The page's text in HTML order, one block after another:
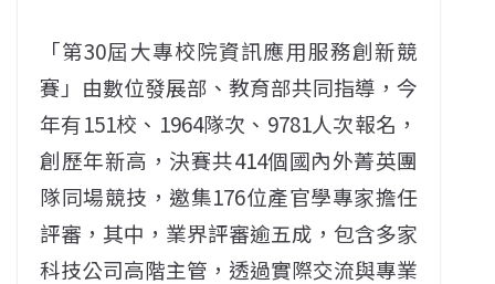
「第30屆大專校院資訊應用服務創新競
賽」由數位發展部、教育部共同指導，今
年有151校、1964隊次、9781人次報名，
創歷年新高，決賽共414個國內外菁英團
隊同場競技，邀集176位產官學專家擔任
評審，其中，業界評審逾五成，包含多家
科技公司高階主管，透過實際交流與專業